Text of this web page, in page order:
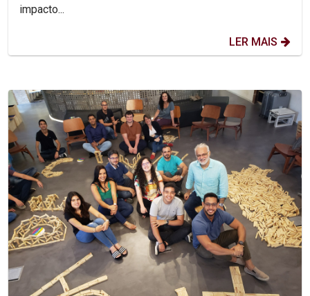
impacto...
LER MAIS